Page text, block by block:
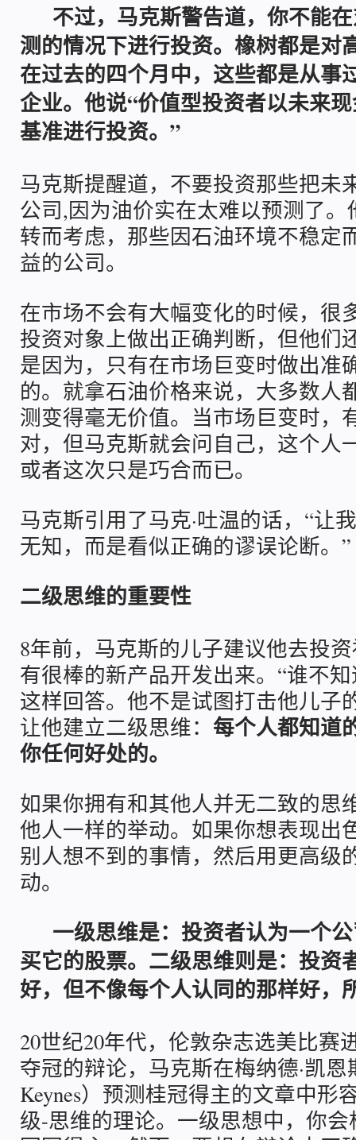
不过，马克斯警告道，你不能
测的情况下进行投资。橡树都是对
在过去的四个月中，这些都是从事
企业。他说“价值型投资者以未来
基准进行投资。”
马克斯提醒道，不要投资那些把未
公司,因为油价实在太难以预测了
转而考虑，那些因石油环境不稳定
益的公司。
在市场不会有大幅变化的时候，很
投资对象上做出正确判断，但他们
是因为，只有在市场巨变时做出准
的。就拿石油价格来说，大多数人
测变得毫无价值。当市场巨变时，
对，但马克斯就会问自己，这个人
或者这次只是巧合而已。
马克斯引用了马克·吐温的话，“让
无知，而是看似正确的谬误论断。”
二级思维的重要性
8年前，马克斯的儿子建议他去投
有很棒的新产品开发出来。“谁不
这样回答。他不是试图打击他儿子
让他建立二级思维： 每个人都知道
你任何好处的。
如果你拥有和其他人并无二致的思
他人一样的举动。如果你想表现出
别人想不到的事情，然后用更高级
动。
一级思维是：投资者认为一个
买它的股票。二级思维则是：投资
好，但不像每个人认同的那样好，
20世纪20年代，伦敦杂志选美比赛
夺冠的辩论，马克斯在梅纳德·凯恩
Keynes）预测桂冠得主的文章中
级-思维的理论。一级思想中，你